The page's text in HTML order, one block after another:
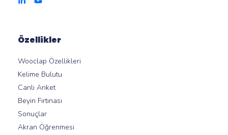
Özellikler
Wooclap Özellikleri
Kelime Bulutu
Canlı Anket
Beyin Fırtınası
Sonuçlar
Akran Öğrenmesi